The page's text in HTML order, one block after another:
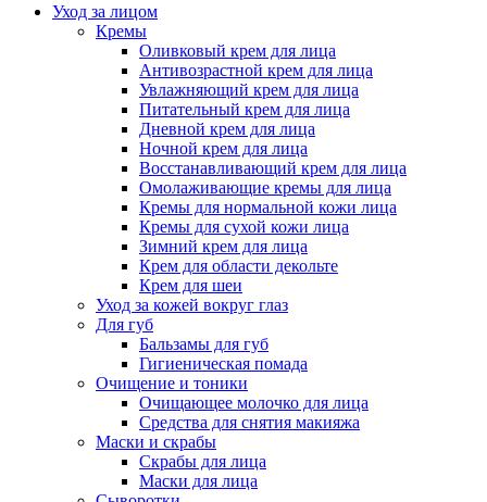
Уход за лицом
Кремы
Оливковый крем для лица
Антивозрастной крем для лица
Увлажняющий крем для лица
Питательный крем для лица
Дневной крем для лица
Ночной крем для лица
Восстанавливающий крем для лица
Омолаживающие кремы для лица
Кремы для нормальной кожи лица
Кремы для сухой кожи лица
Зимний крем для лица
Крем для области декольте
Крем для шеи
Уход за кожей вокруг глаз
Для губ
Бальзамы для губ
Гигиеническая помада
Очищение и тоники
Очищающее молочко для лица
Средства для снятия макияжа
Маски и скрабы
Скрабы для лица
Маски для лица